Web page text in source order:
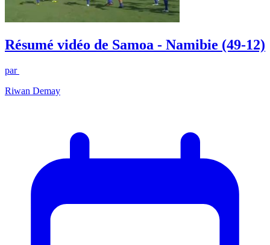
Résumé vidéo de Samoa - Namibie (49-12)
par
Riwan Demay